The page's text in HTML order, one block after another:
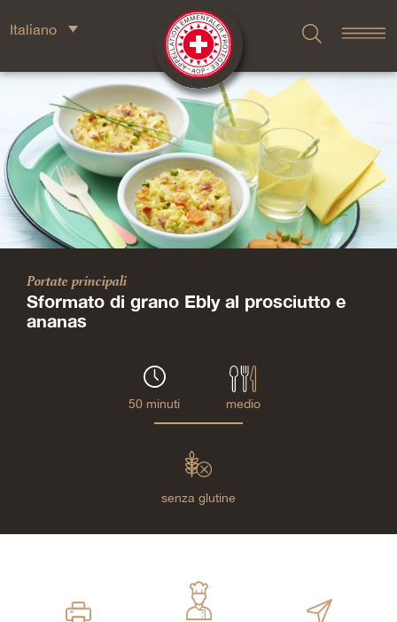
Italiano
Portate principali
Sformato di grano Ebly al prosciutto e
ananas
50 minuti medio
senza glutine